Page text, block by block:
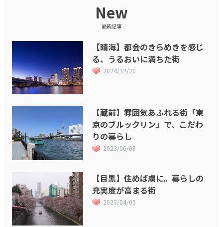
New
最新記事
【晴海】都会のきらめきを感じ
る、うるおいに満ちた街
2024/12/20
【蔵前】雰囲気あふれる街「東
京のブルックリン」で、こだわ
りの暮らし
2023/06/09
【目黒】住めば虜に。暮らしの
充実度が高まる街
2023/04/05